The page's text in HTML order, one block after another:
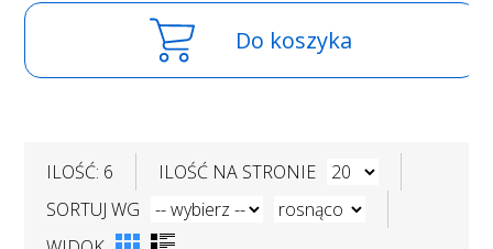
Do koszyka
ILOŚĆ: 6
ILOŚĆ NA STRONIE
SORTUJ WG